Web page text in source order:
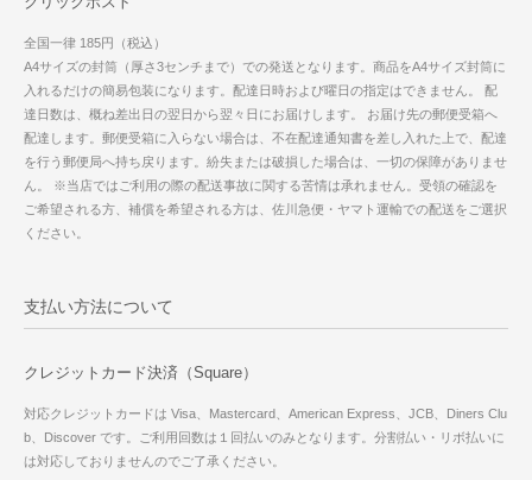
全国一律 185円（税込）
A4サイズの封筒（厚さ3センチまで）での発送となります。商品をA4サイズ封筒に
入れるだけの簡易包装になります。配達日時および曜日の指定はできません。 配
達日数は、概ね差出日の翌日から翌々日にお届けします。 お届け先の郵便受箱へ
配達します。郵便受箱に入らない場合は、不在配達通知書を差し入れた上で、配達
を行う郵便局へ持ち戻ります。紛失または破損した場合は、一切の保障がありませ
ん。 ※当店ではご利用の際の配送事故に関する苦情は承れません。受領の確認を
ご希望される方、補償を希望される方は、佐川急便・ヤマト運輸での配送をご選択
ください。
支払い方法について
クレジットカード決済（Square）
対応クレジットカードは Visa、Mastercard、American Express、JCB、Diners Clu
b、Discover です。ご利用回数は１回払いのみとなります。分割払い・リボ払いに
は対応しておりませんのでご了承ください。